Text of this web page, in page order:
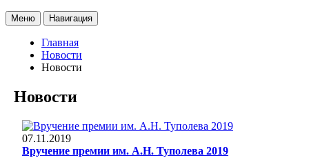
Меню Навигация
Главная
Новости
Новости
Новости
07.11.2019
Вручение премии им. А.Н. Туполева 2019